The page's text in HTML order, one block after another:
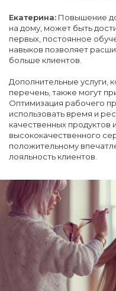
Екатерина: Повышение
на дому, может быть
первых, постоянное
навыков позволяет
больше клиентов.
Дополнительные услуги,
перечень, также могут
Оптимизация рабочего
использовать время и
качественных продуктов
высококачественного
положительному
лояльность клиентов.